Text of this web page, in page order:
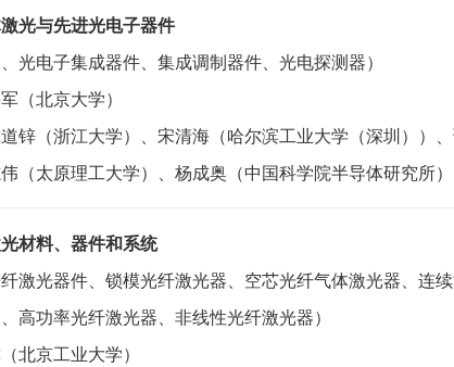
光与先进光电子器件
光电子集成器件、集成调制器件、光电探测器）
（北京大学）
锌（浙江大学）、宋清海（哈尔滨工业大学（深圳））
（太原理工大学）、杨成奥（中国科学院半导体研究所）
材料、器件和系统
纤激光器件、锁模光纤激光器、空芯光纤气体激光器、连
高功率光纤激光器、非线性光纤激光器）
北京工业大学）